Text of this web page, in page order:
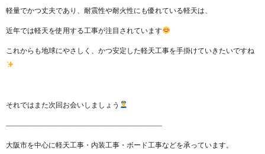
軽量でかつ丈夫であり、耐震性や耐火性にも優れている軽天は、
近年では軽天を使用する工事が注目されています
これからも地球にやさしく、かつ安定した軽天工事を手掛けていきたいですね
それではまた次回お会いしましょう
——————————————————————
大阪市を中心に軽天工事・内装工事・ボード工事などを承っています。